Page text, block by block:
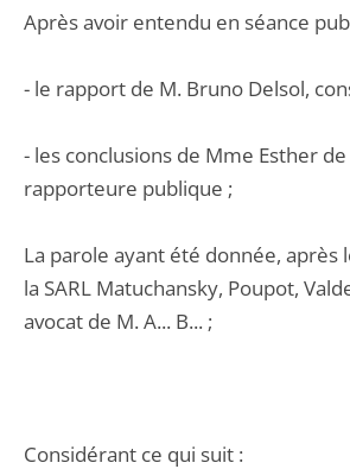
Après avoir entendu en séance
- le rapport de M. Bruno Delsol,
- les conclusions de Mme Esther
rapporteure publique ;
La parole ayant été donnée, après
la SARL Matuchansky, Poupot,
avocat de M. A... B... ;
Considérant ce qui suit :